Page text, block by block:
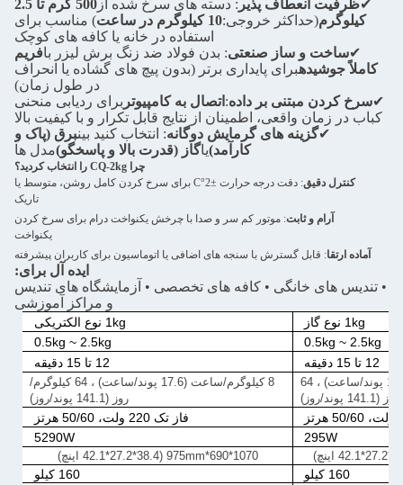
✔ظرفیت انعطاف پذیر : دسته های سرخ شده از
500 گرم تا 2.5
کیلوگرم(حداکثر خروجی:10 کیلوگرم در ساعت
) مناسب برای
استفاده در خانه یا کافه های کوچک
✔ساخت و ساز صنعتی: بدن فولاد ضد زنگ برش لیزر بافریم
کاملاً جوشیدهبرای پایداری برتر (بدون پیچ های گشاده یا انحراف
در طول زمان)
✔سرخ کردن مبتنی بر داده: اتصال به کامپیوتر برای ردیابی منحنی
کباب در زمان واقعی، اطمینان از نتایج قابل تکرار و با کیفیت بالا
✔گزینه های گرمایش دوگانه: انتخاب کنید بینبرق (پاک و
کارآمد)یاگاز (قدرت بالا و پاسخگو)مدل ها
چرا CQ-2kg را انتخاب کردید؟
کنترل دقیق
: دقت درجه حرارت ±2°C برای سرخ کردن کامل روشن، متوسط یا
تاریک
آرام و ثابت: موتور کم سر و صدا با چرخش یکنواخت درام برای سرخ کردن
یکنواخت
آماده ارتقا: قابل گسترش با سنجه های اضافی یا اتوماسیون برای کاربران پیشرفته
ایده آل برای:
• تندیس های خانگی • کافه های تخصصی • آزمایشگاه های تندیس
و مراکز آموزشی
1kg نوع گاز
1kg نوع الکتریکی
0.5kg ~ 2.5kg
0.5kg ~ 2.5kg
12 تا 15 دقیقه
12 تا 15 دقیقه
8 کیلوگرم/ساعت (17.6 پوند/ساعت) ، 64
پوند/روز)
8 کیلوگرم/ساعت (17.6 پوند/ساعت) ، 64 کیلوگرم/
روز (141.1 پوند/روز)
فاز تک 220 ولت، 50/60 هرتز
295W
5290W
1070*690*975mm (42.1*27.2*38.4 اینچ)
160 کیلو 160 کیلو